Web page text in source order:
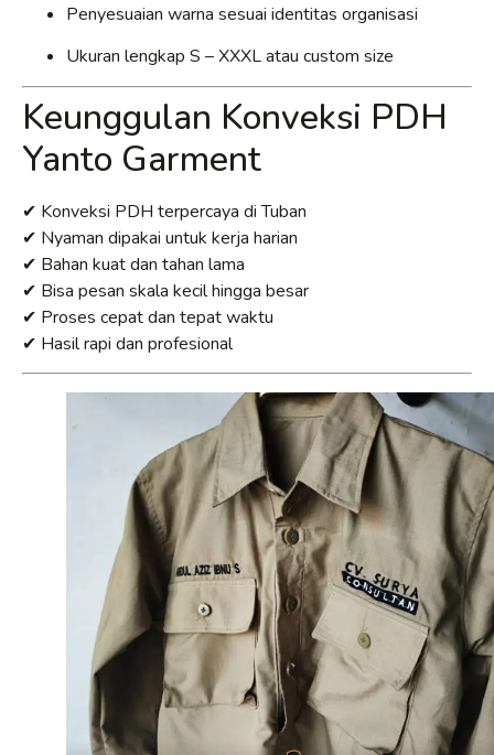
Penyesuaian warna sesuai identitas organisasi
Ukuran lengkap S – XXXL atau custom size
Keunggulan Konveksi PDH
Yanto Garment
✔ Konveksi PDH terpercaya di Tuban
✔ Nyaman dipakai untuk kerja harian
✔ Bahan kuat dan tahan lama
✔ Bisa pesan skala kecil hingga besar
✔ Proses cepat dan tepat waktu
✔ Hasil rapi dan profesional